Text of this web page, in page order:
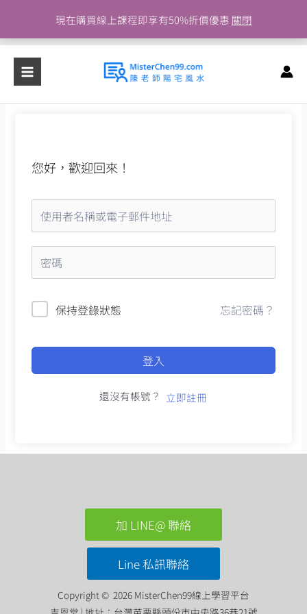
現在購買線上課程即享有50%折價優惠 關閉
主
容
您好，歡迎回來！
保持登錄狀態 忘記密碼？
登入
還沒有帳號？ 立即註冊
加 LINE@ 聯絡
Line 私訊聯絡
Copyright © 2026 MisterChen99線上學習平台